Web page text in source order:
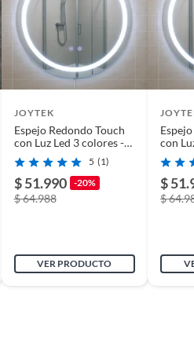
JOYTEK
Espejo Redondo Touch
con Luz Led 3 colores -
60 cm de Diámetro.
5 (1)
$ 51.990 -20%
$ 64.988
VER PRODUCTO
con
60
$
$